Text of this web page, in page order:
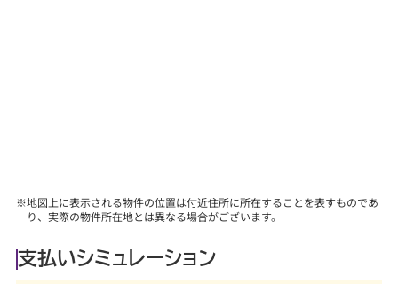
※地図上に表示される物件の位置は付近住所に所在することを表すものであ
り、実際の物件所在地とは異なる場合がございます。
支払いシミュレーション